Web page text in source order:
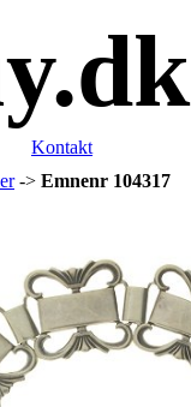
Kontakt
-> Emnenr 104317